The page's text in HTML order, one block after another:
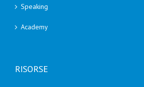
Speaking
Academy
RISORSE